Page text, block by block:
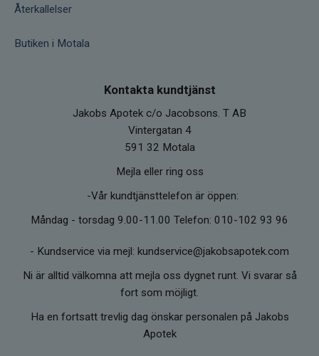
Återkallelser
Butiken i Motala
Kontakta kundtjänst
Jakobs Apotek c/o Jacobsons. T AB
Vintergatan 4
591 32 Motala
Mejla eller ring oss
-Vår kundtjänsttelefon är öppen:
Måndag - torsdag 9.00-11.00 Telefon: 010-102 93 96
- Kundservice via mejl: kundservice@jakobsapotek.com
Ni är alltid välkomna att mejla oss dygnet runt. Vi svarar så
fort som möjligt.
Ha en fortsatt trevlig dag önskar personalen på Jakobs
Apotek